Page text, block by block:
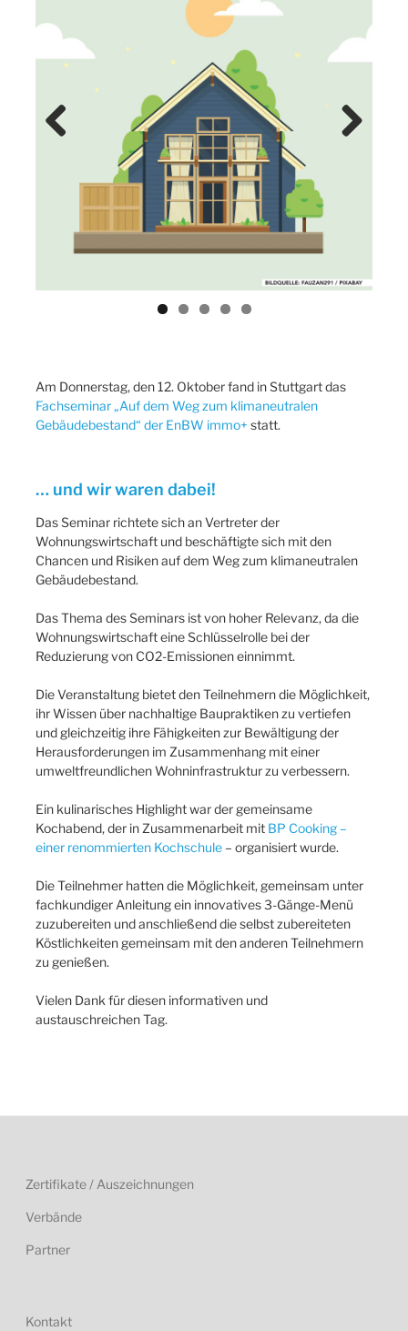
Am Donnerstag, den 12. Oktober fand in Stuttgart das
Fachseminar „Auf dem Weg zum klimaneutralen
Gebäudebestand“ der EnBW immo+ statt.
… und wir waren dabei!
Das Seminar richtete sich an Vertreter der
Wohnungswirtschaft und beschäftigte sich mit den
Chancen und Risiken auf dem Weg zum klimaneutralen
Gebäudebestand.
Das Thema des Seminars ist von hoher Relevanz, da die
Wohnungswirtschaft eine Schlüsselrolle bei der
Reduzierung von CO2-Emissionen einnimmt.
Die Veranstaltung bietet den Teilnehmern die Möglichkeit,
ihr Wissen über nachhaltige Baupraktiken zu vertiefen
und gleichzeitig ihre Fähigkeiten zur Bewältigung der
Herausforderungen im Zusammenhang mit einer
umweltfreundlichen Wohninfrastruktur zu verbessern.
Ein kulinarisches Highlight war der gemeinsame
Kochabend, der in Zusammenarbeit mit BP Cooking –
einer renommierten Kochschule – organisiert wurde.
Die Teilnehmer hatten die Möglichkeit, gemeinsam unter
fachkundiger Anleitung ein innovatives 3-Gänge-Menü
zuzubereiten und anschließend die selbst zubereiteten
Köstlichkeiten gemeinsam mit den anderen Teilnehmern
zu genießen.
Vielen Dank für diesen informativen und
austauschreichen Tag.
Zertifikate / Auszeichnungen
Verbände
Partner
Kontakt